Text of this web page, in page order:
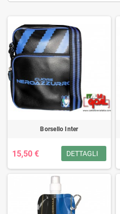
Borsello Inter
15,50 € DETTAGLI